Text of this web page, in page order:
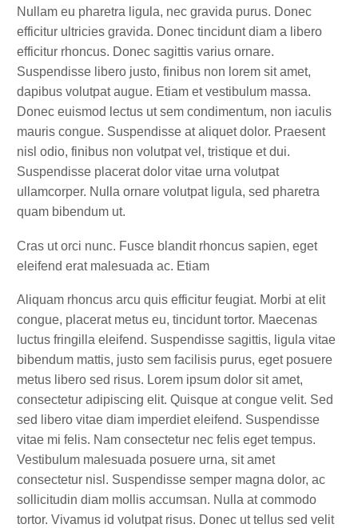
Nullam eu pharetra ligula, nec gravida purus. Donec
efficitur ultricies gravida. Donec tincidunt diam a libero
efficitur rhoncus. Donec sagittis varius ornare.
Suspendisse libero justo, finibus non lorem sit amet,
dapibus volutpat augue. Etiam et vestibulum massa.
Donec euismod lectus ut sem condimentum, non iaculis
mauris congue. Suspendisse at aliquet dolor. Praesent
nisl odio, finibus non volutpat vel, tristique et dui.
Suspendisse placerat dolor vitae urna volutpat
ullamcorper. Nulla ornare volutpat ligula, sed pharetra
quam bibendum ut.
Cras ut orci nunc. Fusce blandit rhoncus sapien, eget
eleifend erat malesuada ac. Etiam
Aliquam rhoncus arcu quis efficitur feugiat. Morbi at elit
congue, placerat metus eu, tincidunt tortor. Maecenas
luctus fringilla eleifend. Suspendisse sagittis, ligula vitae
bibendum mattis, justo sem facilisis purus, eget posuere
metus libero sed risus. Lorem ipsum dolor sit amet,
consectetur adipiscing elit. Quisque at congue velit. Sed
sed libero vitae diam imperdiet eleifend. Suspendisse
vitae mi felis. Nam consectetur nec felis eget tempus.
Vestibulum malesuada posuere urna, sit amet
consectetur nisl. Suspendisse semper magna dolor, ac
sollicitudin diam mollis accumsan. Nulla at commodo
tortor. Vivamus id volutpat risus. Donec ut tellus sed velit